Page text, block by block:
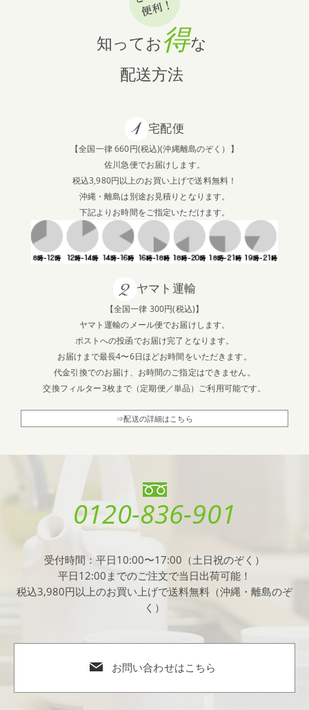
知ってお 得な
配送方法
宅配便
【全国一律 660円(税込)(沖縄離島のぞく）】
佐川急便でお届けします。
税込3,980円以上のお買い上げで送料無料！
沖縄・離島は別途お見積りとなります。
下記よりお時間をご指定いただけます。
ヤマト運輸
【全国一律 300円(税込)】
ヤマト運輸のメール便でお届けします。
ポストへの投函でお届け完了となります。
お届けまで最長4〜6日ほどお時間をいただきます。
代金引換でのお届け、お時間のご指定はできません。
交換フィルター3枚まで（定期便／単品）ご利用可能です。
⇒配送の詳細はこちら
0120-836-901
受付時間：平日10:00〜17:00（土日祝のぞく）
平日12:00までのご注文で当日出荷可能！
税込3,980円以上のお買い上げで送料無料（沖縄・離島のぞ
く）
お問い合わせはこちら